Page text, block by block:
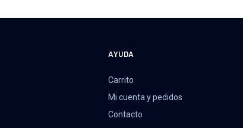
AYUDA
Carrito
Mi cuenta y pedidos
Contacto